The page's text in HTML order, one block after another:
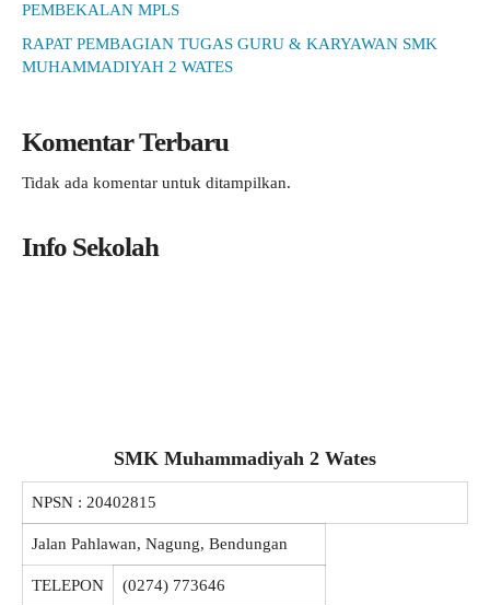
PEMBEKALAN MPLS
RAPAT PEMBAGIAN TUGAS GURU & KARYAWAN SMK
MUHAMMADIYAH 2 WATES
Komentar Terbaru
Tidak ada komentar untuk ditampilkan.
Info Sekolah
SMK Muhammadiyah 2 Wates
NPSN : 20402815
Jalan Pahlawan, Nagung, Bendungan
TELEPON (0274) 773646